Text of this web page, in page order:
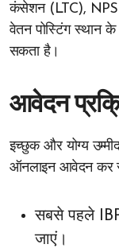
कंसेशन (LTC), NPS
वेतन पोस्टिंग स्थान
सकता है।
आवेदन
इच्छुक और योग्य
ऑनलाइन आवेदन कर
सबसे पहले
जाएं।